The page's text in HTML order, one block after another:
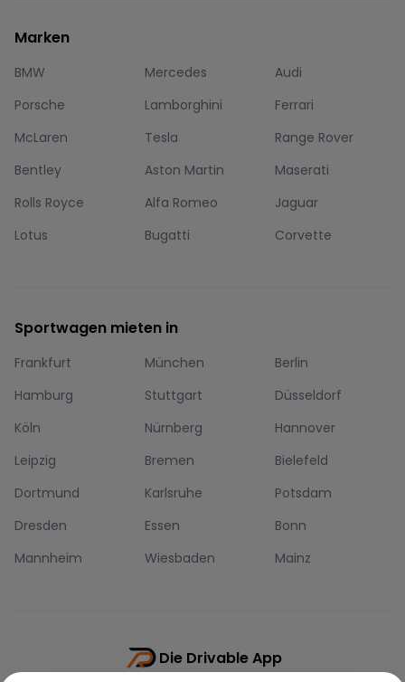
Marken
BMW Mercedes
Audi
Porsche
Lamborghini
Ferrari
McLaren
Tesla
Range Rover
Bentley
Aston Martin
Maserati
Rolls Royce
Alfa Romeo
Jaguar
Lotus
Bugatti Corvette
Sportwagen mieten in
Frankfurt München
Berlin
Hamburg
Stuttgart
Düsseldorf
Köln
Nürnberg
Hannover
Leipzig
Bremen
Bielefeld
Dortmund
Karlsruhe
Potsdam
Dresden
Essen
Bonn
Mannheim
Wiesbaden Mainz
Die Drivable App